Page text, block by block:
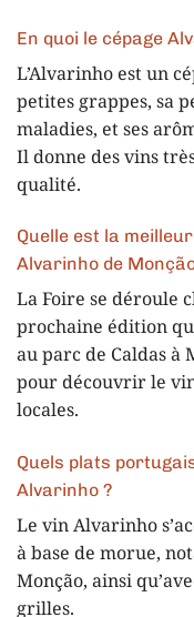
En quoi le cépage
L’Alvarinho est un
petites grappes, sa
maladies, et ses
Il donne des vins
qualité.
Quelle est la
Alvarinho de
La Foire se déroule
prochaine édition
au parc de Caldas à
pour découvrir le
locales.
Quels plats
Alvarinho ?
Le vin Alvarinho
à base de morue,
Monção, ainsi
grilles.